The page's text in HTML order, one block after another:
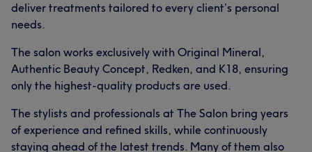
deliver treatments tailored to every client’s personal
needs.
The salon works exclusively with Original Mineral,
Authentic Beauty Concept, Redken, and K18, ensuring
only the highest-quality products are used.
The stylists and professionals at The Salon bring years
of experience and refined skills, while continuously
staying ahead of the latest trends. Many of them also